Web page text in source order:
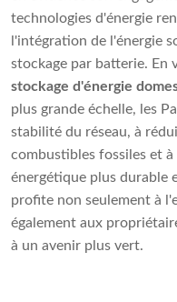
technologies d'énergie
l'intégration de l'énergie
stockage par batterie. En
stockage d'énergie
plus grande échelle, les
stabilité du réseau, à
combustibles fossiles et
énergétique plus durable
profite non seulement à
également aux
à un avenir plus vert.